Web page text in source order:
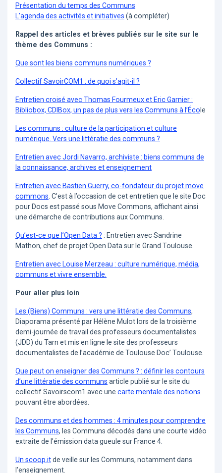
Présentation du temps des Communs
L’agenda des activités et initiatives (à compléter)
Rappel des articles et brèves publiés sur le site sur le
thème des Communs :
Que sont les biens communs numériques ?
Collectif SavoirCOM1 : de quoi s’agit-il ?
Entretien croisé avec Thomas Fourmeux et Eric Garnier :
Bibliobox, CDIBox, un pas de plus vers les Communs à l’Éco le
Les communs : culture de la participation et culture
numérique. Vers une littératie des communs ?
Entretien avec Jordi Navarro, archiviste : biens communs de
la connaissance, archives et enseignement
Entretien avec Bastien Guerry, co-fondateur du projet move
commons. C’est à l’occasion de cet entretien que le site Doc
pour Docs est passé sous Move Commons, affichant ainsi
une démarche de contributions aux Communs.
Qu’est-ce que l’Open Data ? : Entretien avec Sandrine
Mathon, chef de projet Open Data sur le Grand Toulouse.
Entretien avec Louise Merzeau : culture numérique, média,
communs et vivre ensemble.
Pour aller plus loin
Les (Biens) Communs : vers une littératie des Communs,
Diaporama présenté par Hélène Mulot lors de la troisième
demi-journée de travail des professeurs documentalistes
(JDD) du Tarn et mis en ligne le site des professeurs
documentalistes de l’académie de Toulouse Doc’ Toulouse.
Que peut on enseigner des Communs ? : définir les contours
d’une littératie des communs article publié sur le site du
collectif Savoirscom1 avec une carte mentale des notions
pouvant être abordées.
Des communs et des hommes : 4 minutes pour comprendre
les Communs, les Communs décodés dans une courte vidéo
extraite de l’émission data gueule sur France 4.
Un scoop.itde veille sur les Communs, notamment dans
l’enseignement.